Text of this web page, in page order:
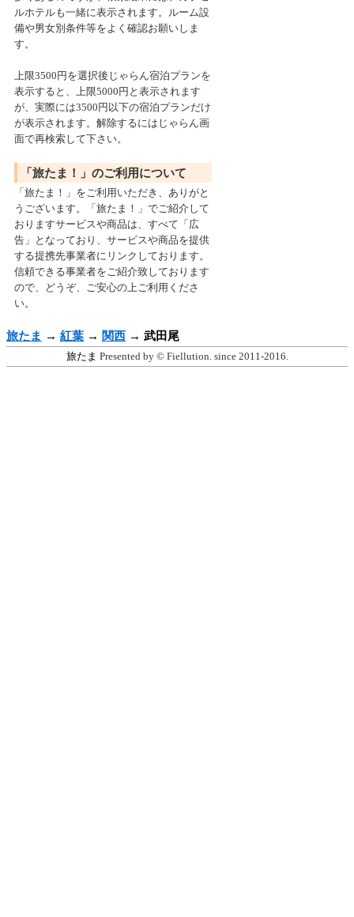
ルホテルも一緒に表示されます。ルーム設
備や男女別条件等をよく確認お願いしま
す。
上限3500円を選択後じゃらん宿泊プランを
表示すると、上限5000円と表示されます
が、実際には3500円以下の宿泊プランだけ
が表示されます。解除するにはじゃらん画
面で再検索して下さい。
「旅たま！」のご利用について
「旅たま！」をご利用いただき、ありがと
うございます。「旅たま！」でご紹介して
おりますサービスや商品は、すべて「広
告」となっており、サービスや商品を提供
する提携先事業者にリンクしております。
信頼できる事業者をご紹介致しております
ので、どうぞ、ご安心の上ご利用くださ
い。
旅たま → 紅葉 → 関西 → 武田尾
旅たま Presented by © Fiellution. since 2011-2016.